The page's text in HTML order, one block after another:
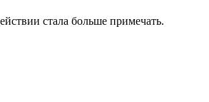
стала больше примечать.